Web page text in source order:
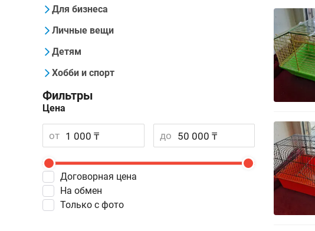
Для бизнеса
Личные вещи
Детям
Хобби и спорт
Фильтры
Цена
от до
Договорная цена
На обмен
Только с фото